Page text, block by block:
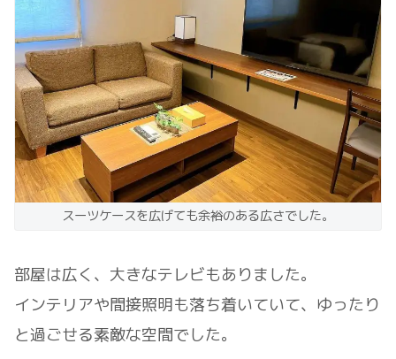
スーツケースを広げても余裕のある広さでした。
部屋は広く、大きなテレビもありました。
インテリアや間接照明も落ち着いていて、ゆったり
と過ごせる素敵な空間でした。